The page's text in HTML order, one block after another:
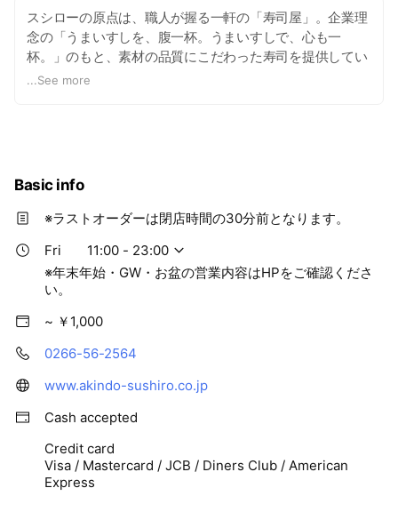
スシローの原点は、職人が握る一軒の「寿司屋」。企業理
念の「うまいすしを、腹一杯。うまいすしで、心も一
杯。」のもと、素材の品質にこだわった寿司を提供してい
ます。
...See more
Basic info
※ラストオーダーは閉店時間の30分前となります。
Fri
11:00 - 23:00
※年末年始・GW・お盆の営業内容はHPをご確認くださ
い。
~ ￥1,000
0266-56-2564
www.akindo-sushiro.co.jp
Cash accepted
Credit card
Visa / Mastercard / JCB / Diners Club / American
Express